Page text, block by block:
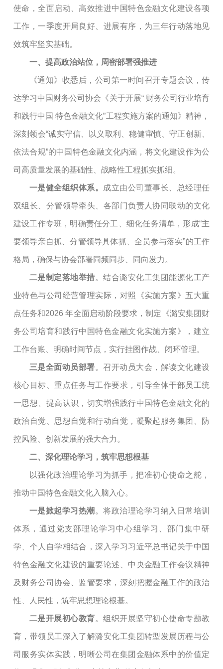
使命，全面启动、高效推进中国特色金融文化建设各项
工作，一季度开局良好、进展有序，为三年行动落地见
效筑牢坚实基础。
一、提高政治站位，周密部署强推进
《通知》收悉后，公司第一时间召开专题会议，传
达学习中国财务公司协会《关于开展“ 财务公司行业培育
和践行中国 特色金融文化”工程实施方案的通知》 精神 ，
深刻领会“诚实守信、以义取利、稳健审慎、守正创新、
依法合规”的中国特色金融文化内涵，将文化建设作为公
司高质量发展的基础性、战略性工程抓实抓细。
一是健全组织体系。 成立由公司 董事长 、总经理任
双组长、分管领导牵头、各部门负责人协同联动的文化
建设工作专班，明确责任分工、细化任务清单，形成“主
要领导亲自抓、分管领导具体抓、全员参与落实”的工作
格局，确保与协会部署同频同步、同向发力。
二是制定落地举措。结合潞安化工集团能源化工产
业特色与公司 经营管理实际，对照《实施方案》五大重
点任务和2026 年全面启动阶段要求，制定《潞安集团财
务公司培育和践行中国特色金融文化实施方案》，建立
工作台账、明确时间节点，实行挂图作战、闭环管理。
三是全面动员部署。召开动员大会，解读文化建设
核心目标、重点任务与工作要求，引导全体干部员工统
一思想、提高认识，切实增强践行中国特色金融文化的
政治自觉、思想自觉和行动自觉，凝聚起服务集团、防
控风险、创新发展的强大合力。
二、深化理论学习，筑牢思想根基
以强化政治理论学习为抓手，把准初心使命之舵，
推动中国特色金融文化入脑入心。
一是掀起学习热潮 。将政治理论学习纳入日常培训
体系，通过党支部理论学习中心组学习、部门集中研
学、个人自学相结合，深入学习习近平总书记关于中国
特色金融文化建设的重要论述、中央金融工作会议精神
及财务公司协会、监管要求，深刻把握金融工作的政治
性、人民性，筑牢思想理论根基。
二是开展初心教育。组织开展坚守初心使命专题教
育，带领员工深入了解潞安化工集团转型发展历程与公
司服务实体实践，明晰公司在集团金融体系中的价值定